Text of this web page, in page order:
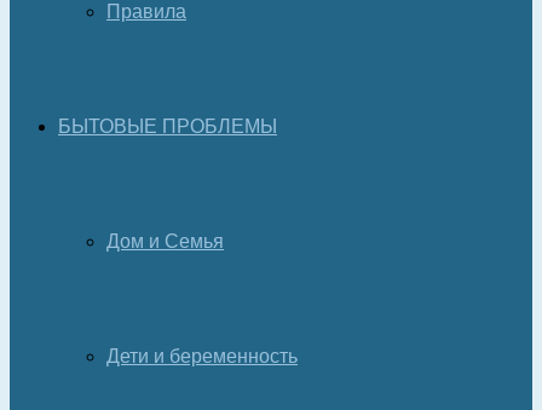
Правила
БЫТОВЫЕ ПРОБЛЕМЫ
Дом и Семья
Дети и беременность